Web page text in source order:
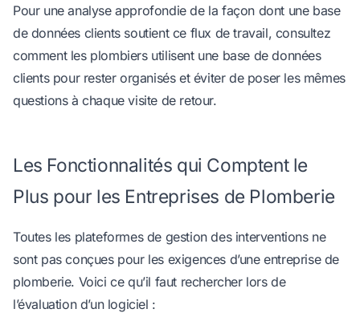
Pour une analyse approfondie de la façon dont une base
de données clients soutient ce flux de travail, consultez
comment les plombiers utilisent une base de données
clients pour rester organiséset éviter de poser les mêmes
questions à chaque visite de retour.
Les Fonctionnalités qui Comptent le
Plus pour les Entreprises de Plomberie
Toutes les plateformes de gestion des interventions ne
sont pas conçues pour les exigences d’une entreprise de
plomberie. Voici ce qu’il faut rechercher lors de
l’évaluation d’un logiciel :